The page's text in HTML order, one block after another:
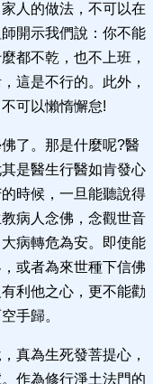
人的做法，不可以在
開示我們說：你不能
都不乾，也不上班，
這是不行的。此外，
可以懶惰懈怠!
了。那是什麼呢?醫
是醫生行醫如肯發心
時候，一旦能聽說得
病人念佛，念觀世音
病轉危為安。即使能
或者為來世種下信佛
利他之心，更不能勸
手歸。
真為生死發菩提心，
作為修行淨土法門的